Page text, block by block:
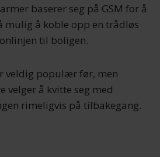
baserer seg på GSM for å
mulig å koble opp en trådløs
til boligen.
veldig populær før, men
velger å kvitte seg med
rimeligvis på tilbakegang.